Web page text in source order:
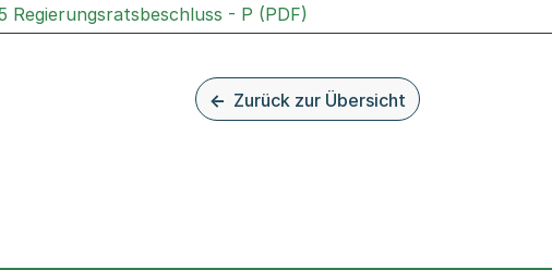
Regierungsratsbeschluss - P (PDF)
Zurück zur Übersicht